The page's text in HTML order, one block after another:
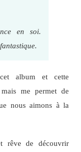
en soi.
album et cette
me permet de
nous aimons à la
rêve de découvrir